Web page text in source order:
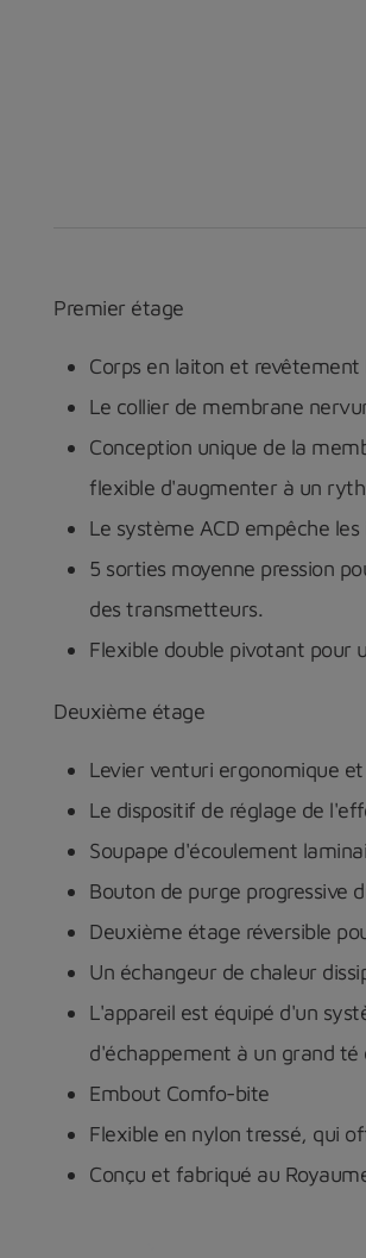
Premier étage
Corps en laiton et
Le collier de membrane
Conception unique de la
flexible d'augmenter à un
Le système ACD empêche
5 sorties moyenne pression
des transmetteurs.
Flexible double pivotant pour
Deuxième étage
Levier venturi ergonomique
Le dispositif de réglage de
Soupape d'écoulement
Bouton de purge progressive
Deuxième étage réversible
Un échangeur de chaleur
L'appareil est équipé d'un
d'échappement à un grand
Embout Comfo-bite
Flexible en nylon tressé, qui
Conçu et fabriqué au